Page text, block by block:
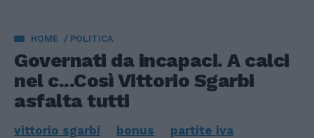
HOME POLITICA
Governati da incapaci. A calci
nel c...Così Vittorio Sgarbi
asfalta tutti
vittorio sgarbi bonus partite iva